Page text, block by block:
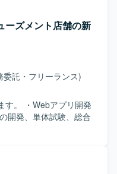
ーズメント店舗の新
委託・フリーランス)
す。 ・Webアプリ開発
開発、単体試験、総合